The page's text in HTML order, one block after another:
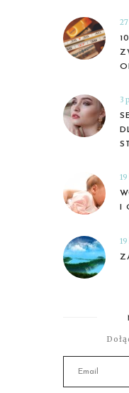
27
3
I